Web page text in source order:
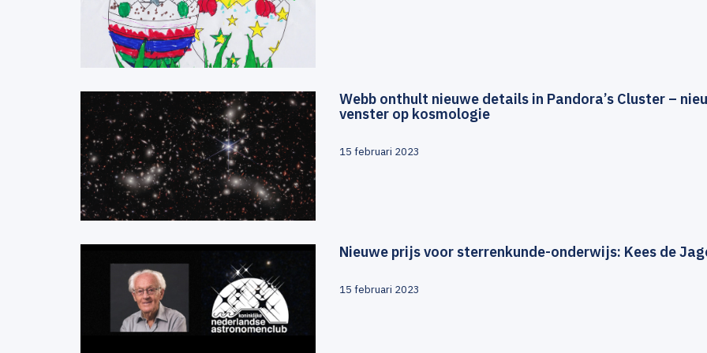
Webb onthult nieuwe details in Pandora’s Cluster –
venster op kosmologie
15 februari 2023
Nieuwe prijs voor sterrenkunde-onderwijs: Kees de
15 februari 2023